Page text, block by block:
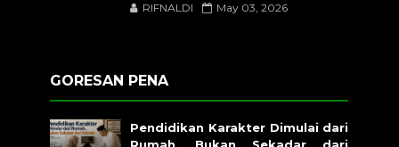
RIFNALDI May 03, 2026
GORESAN PENA
Pendidikan Karakter Dimulai dari